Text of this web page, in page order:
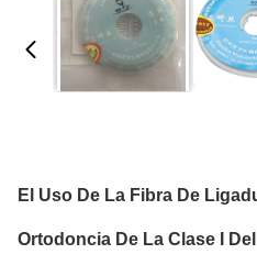
El Uso De La Fibra De
Ortodoncia De La Clase I